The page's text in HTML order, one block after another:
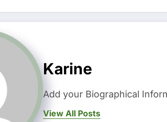
Karine
Add your Biographical
View All Posts